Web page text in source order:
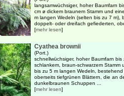
langsamwüchsiger, hoher Baumfarn
cm ø dickem braunem Stamm und
m langen Wedeln (selten bis zu 7 m),
doppelt- oder dreifach gefiederten,
[mehr lesen]
Cyathea brownii
(Port.)
schnellwüchsiger, hoher Baumfarn bis
schlankem, braun-schwarzem Stamm
bis zu 5 m langen Wedeln, bestehend
oberseits tiefgrünen Blättern, die an
dunkelbraunen Schuppen ...
[mehr lesen]